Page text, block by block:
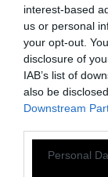
interest-based
us or personal
your opt-out.
disclosure of
IAB’s list of
also be
Downstream
Personal